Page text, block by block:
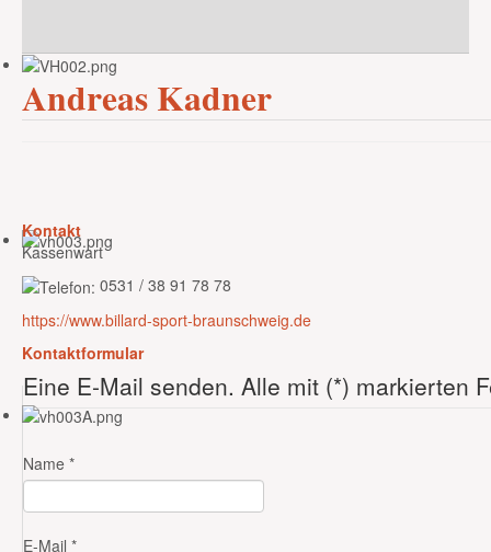
Andreas Kadner
Kontakt
Kassenwart
0531 / 38 91 78 78
https://www.billard-sport-braunschweig.de
Kontaktformular
Eine E-Mail senden. Alle mit (*) markierten
Name *
E-Mail *